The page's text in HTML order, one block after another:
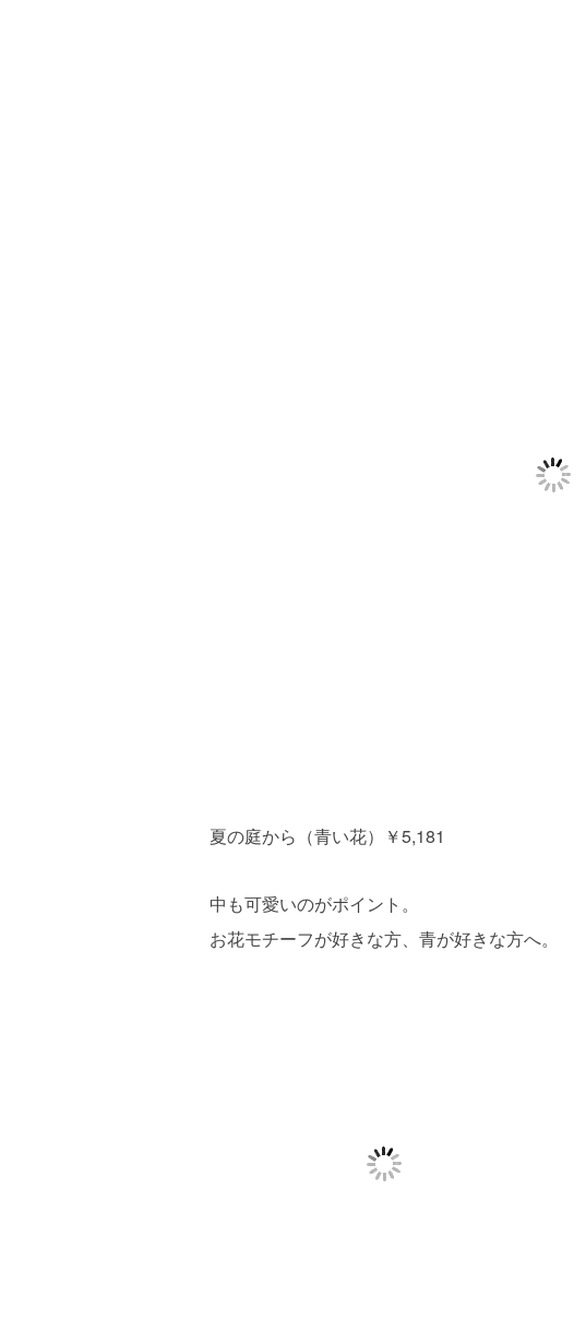
夏の庭から（青い花）￥5,181
中も可愛いのがポイント。
お花モチーフが好きな方、青が好きな方へ。